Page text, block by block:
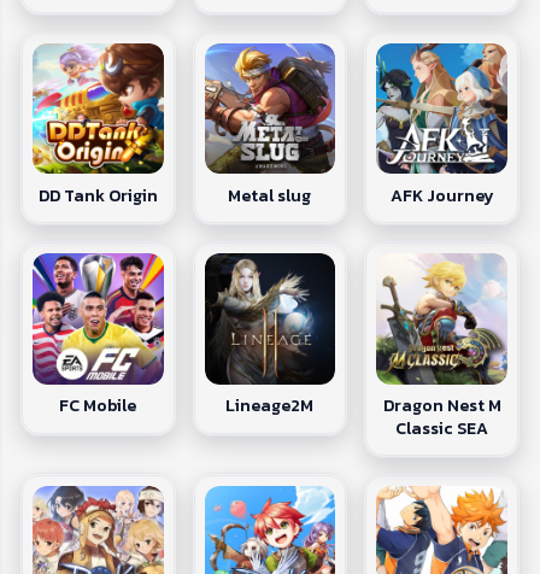
DD Tank Origin Metal slug AFK Journey
FC Mobile Lineage2M
Dragon Nest M
Classic SEA